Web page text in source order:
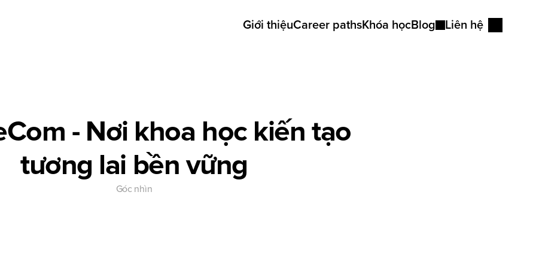
Bài học viên
Giới thiệuCareer pathsKhóa họcBlog Liên hệ
- Nơi khoa học kiến tạo
tương lai bền vững
Góc nhìn